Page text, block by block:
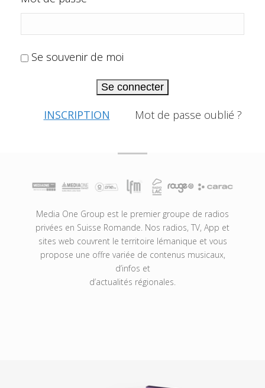
Se souvenir de moi
Se connecter
INSCRIPTION Mot de passe oublié ?
Media One Group est le premier groupe de radios
privées en Suisse Romande. Nos radios, TV, App et
sites web couvrent le territoire lémanique et vous
propose une offre variée de contenus musicaux,
d’infos et
d’actualités régionales.